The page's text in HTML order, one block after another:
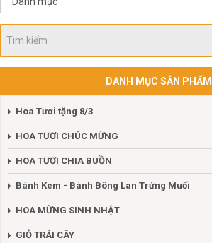
DANH MỤC SẢN PHẨM
Hoa Tươi tặng 8/3
HOA TƯƠI CHÚC MỪNG
HOA TƯƠI CHIA BUỒN
Bánh Kem - Bánh Bông Lan Trứng Muối
HOA MỪNG SINH NHẬT
GIỎ TRÁI CÂY